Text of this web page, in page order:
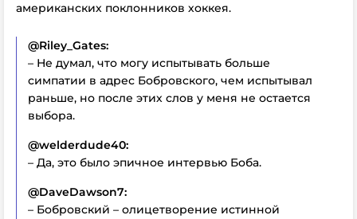
американских поклонников хоккея.
@Riley_Gates:
– Не думал, что могу испытывать больше
симпатии в адрес Бобровского, чем испытывал
раньше, но после этих слов у меня не остается
выбора.
@welderdude40:
– Да, это было эпичное интервью Боба.
@DaveDawson7:
– Бобровский – олицетворение истинной